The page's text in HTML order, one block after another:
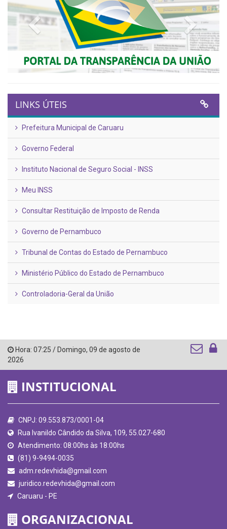
Previous Next
LINKS ÚTEIS
Prefeitura Municipal de Caruaru
Governo Federal
Instituto Nacional de Seguro Social - INSS
Meu INSS
Consultar Restituição de Imposto de Renda
Governo de Pernambuco
Tribunal de Contas do Estado de Pernambuco
Ministério Público do Estado de Pernambuco
Controladoria-Geral da União
Hora: 07:25 / Domingo, 09 de agosto de
2026
INSTITUCIONAL
CNPJ: 09.553.873/0001-04
Rua Ivanildo Cândido da Silva, 109, 55.027-680
Atendimento: 08:00hs às 18:00hs
(81) 9-9494-0035
adm.redevhida@gmail.com
juridico.redevhida@gmail.com
Caruaru - PE
ORGANIZACIONAL